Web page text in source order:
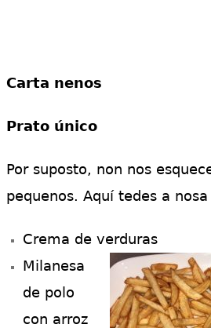
Carta nenos
Prato único
Por suposto, non nos
pequenos. Aquí tedes a
Crema de verduras
Milanesa
de polo
con arroz